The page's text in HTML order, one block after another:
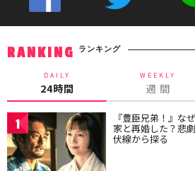
RANKING ランキング
DAILY
24時間
WEEKLY
週 間
1 『豊臣兄弟！』な
家と再婚した？悲
伏線から探る